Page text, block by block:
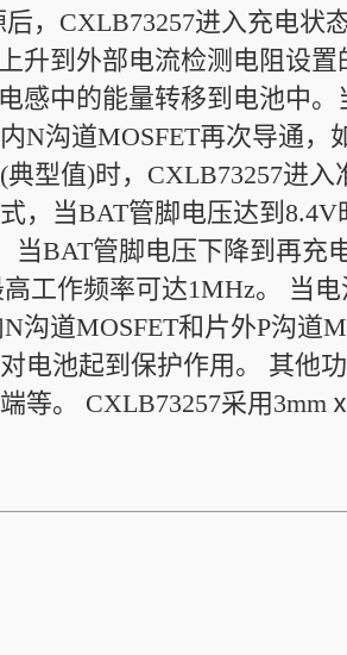
，CXLB73257进入充电状
升到外部电流检测电阻设
感中的能量转移到电池中
N沟道MOSFET再次导通，
型值)时，CXLB73257进入
，当BAT管脚电压达到8.4V
当BAT管脚电压下降到再充
工作频率可达1MHz。 当
沟道MOSFET和片外P沟道
电池起到保护作用。 其他
等。 CXLB73257采用